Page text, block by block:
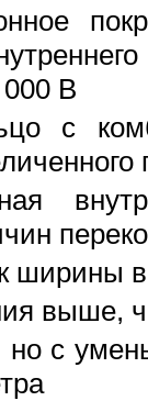
В
с
ширины
выше,
но с